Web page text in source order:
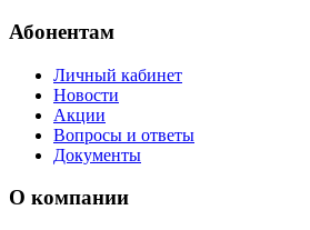
Абонентам
Личный кабинет
Новости
Акции
Вопросы и ответы
Документы
О компании